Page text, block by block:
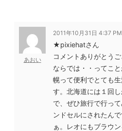
あおい
2011年10月31日 4:37 PM
★pixiehatさん
コメントありがとう
ならでは・・ってこ
幌って便利でとても
す。北海道には１回
で、ぜひ旅行で行っ
ンドセルにされたん
ぁ。レオにもブラウ